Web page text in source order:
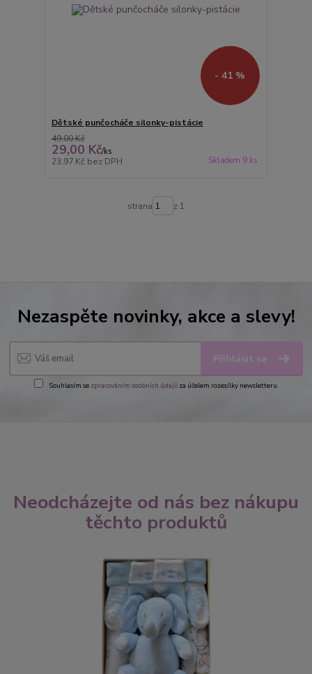
- 41 %
Dětské punčocháče silonky-pistácie
49,00 Kč
29,00 Kč/ks
23,97 Kč bez DPH Skladem 9 ks
strana z 1
Nezaspěte novinky, akce a slevy!
Přihlásit se
Souhlasím se zpracováním osobních údajůza účelem rozesílky newsletteru.
Neodcházejte od nás bez nákupu
těchto produktů